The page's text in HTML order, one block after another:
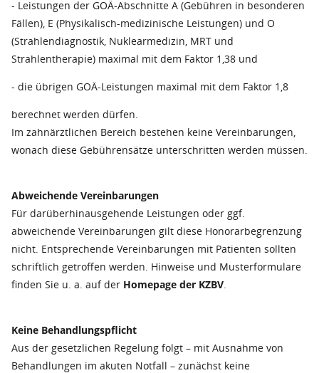
- Leistungen der GOÄ-Abschnitte A (Gebühren in besonderen
Fällen), E (Physikalisch-medizinische Leistungen) und O
(Strahlendiagnostik, Nuklearmedizin, MRT und
Strahlentherapie) maximal mit dem Faktor 1,38 und
- die übrigen GOÄ-Leistungen maximal mit dem Faktor 1,8
berechnet werden dürfen.
Im zahnärztlichen Bereich bestehen keine Vereinbarungen,
wonach diese Gebührensätze unterschritten werden müssen.
Abweichende Vereinbarungen
Für darüberhinausgehende Leistungen oder ggf.
abweichende Vereinbarungen gilt diese Honorarbegrenzung
nicht. Entsprechende Vereinbarungen mit Patienten sollten
schriftlich getroffen werden. Hinweise und Musterformulare
finden Sie u. a. auf der Homepage der KZBV
Keine Behandlungspflicht
Aus der gesetzlichen Regelung folgt – mit Ausnahme von
Behandlungen im akuten Notfall – zunächst keine